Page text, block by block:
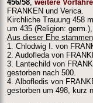
456/58, weitere
FRANKEN und Verica.
Kirchliche Trauung 458
um 435 (Religion:
Aus dieser Ehe stammen
1. Chlodwig I. von
2. Audofleda von
3. Lantechild von
gestorben nach 500.
4. Albofledis von
gestorben um 498, kurz